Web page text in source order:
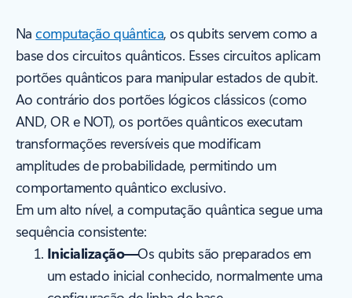
Nacomputação quântica, os qubits servem como a
base dos circuitos quânticos. Esses circuitos aplicam
portões quânticos para manipular estados de qubit.
Ao contrário dos portões lógicos clássicos (como
AND, OR e NOT), os portões quânticos executam
transformações reversíveis que modificam
amplitudes de probabilidade, permitindo um
comportamento quântico exclusivo.
Em um alto nível, a computação quântica segue uma
sequência consistente:
Inicialização—Os qubits são preparados em
um estado inicial conhecido, normalmente uma